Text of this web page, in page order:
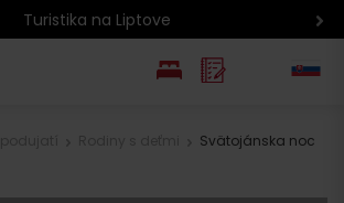
Atrakcie na Liptove podľa veku detí
Svätojánska noc